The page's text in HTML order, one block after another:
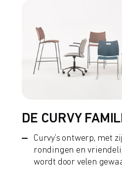
DE CURVY
Curvy’s ontwerp, met
rondingen en
wordt door velen